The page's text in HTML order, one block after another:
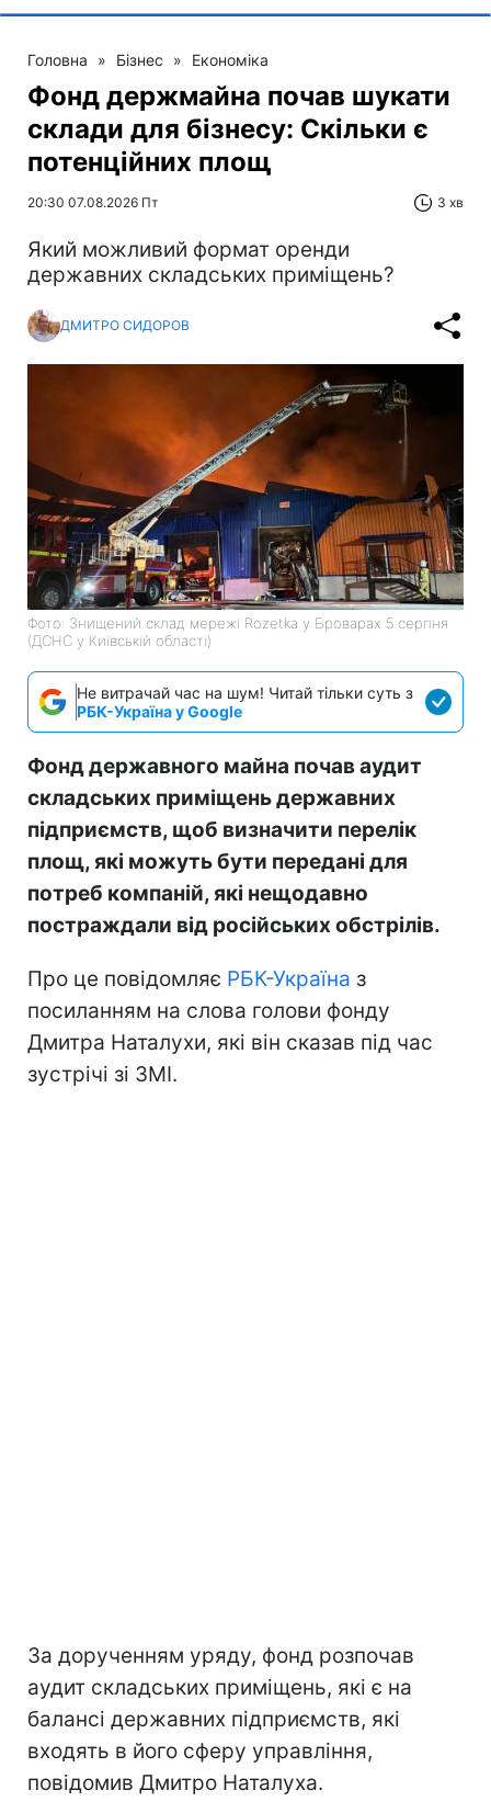
Головна » Бізнес » Економіка
Фонд держмайна почав шукати
склади для бізнесу: Скільки є
потенційних площ
20:30 07.08.2026 Пт 3 хв
Який можливий формат оренди
державних складських приміщень?
ДМИТРО СИДОРОВ
Фото: Знищений склад мережі Rozetka у Броварах 5 серпня
(ДСНС у Київській області)
Не витрачай час на шум! Читай тільки суть з
РБК-Україна у Google
Фонд державного майна почав аудит
складських приміщень державних
підприємств, щоб визначити перелік
площ, які можуть бути передані для
потреб компаній, які нещодавно
постраждали від російських обстрілів.
Про це повідомляє РБК-Україна з
посиланням на слова голови фонду
Дмитра Наталухи, які він сказав під час
зустрічі зі ЗМІ.
За дорученням уряду, фонд розпочав
аудит складських приміщень, які є на
балансі державних підприємств, які
входять в його сферу управління,
повідомив Дмитро Наталуха.